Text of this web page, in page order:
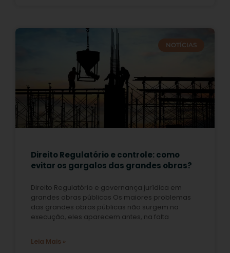
NOTÍCIAS
Direito Regulatório e controle: como
evitar os gargalos das grandes obras?
Direito Regulatório e governança jurídica em
grandes obras públicas Os maiores problemas
das grandes obras públicas não surgem na
execução, eles aparecem antes, na falta
Leia Mais »